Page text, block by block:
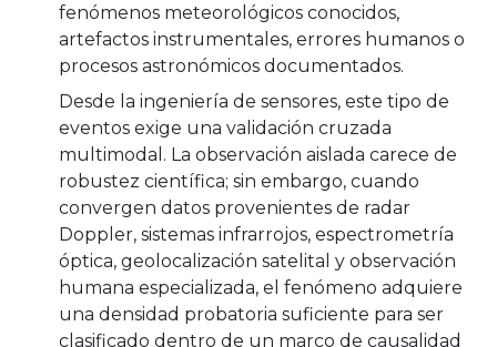
fenómenos meteorológicos conocidos,
artefactos instrumentales, errores humanos o
procesos astronómicos documentados.
Desde la ingeniería de sensores, este tipo de
eventos exige una validación cruzada
multimodal. La observación aislada carece de
robustez científica; sin embargo, cuando
convergen datos provenientes de radar
Doppler, sistemas infrarrojos, espectrometría
óptica, geolocalización satelital y observación
humana especializada, el fenómeno adquiere
una densidad probatoria suficiente para ser
clasificado dentro de un marco de causalidad